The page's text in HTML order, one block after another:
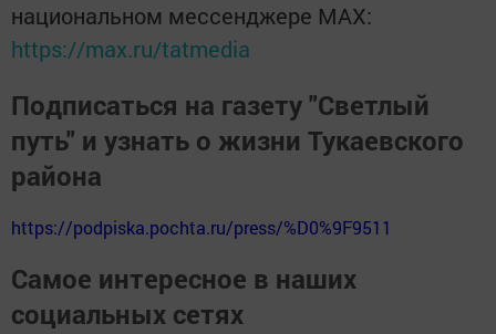
национальном мессенджере MАХ:
https://max.ru/tatmedia
Подписаться на газету "Светлый
путь" и узнать о жизни Тукаевского
района
https://podpiska.pochta.ru/press/%D0%9F9511
Самое интересное в наших
социальных сетях